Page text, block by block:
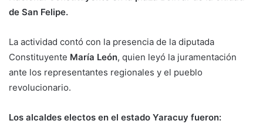
de San Felipe.
La actividad contó con la presencia de la diputada
Constituyente María León, quien leyó la juramentación
ante los representantes regionales y el pueblo
revolucionario.
Los alcaldes electos en el estado Yaracuy fueron: